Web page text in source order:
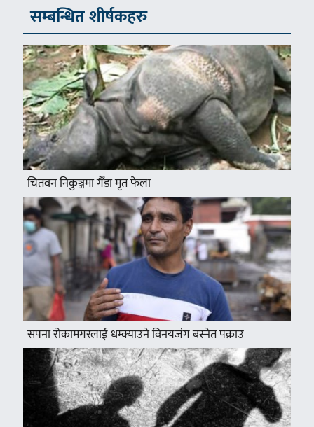
सम्बन्धित शीर्षकहरु
चितवन निकुञ्जमा गैँडा मृत फेला
सपना रोकामगरलाई धम्क्याउने विनयजंग बस्नेत पक्राउ